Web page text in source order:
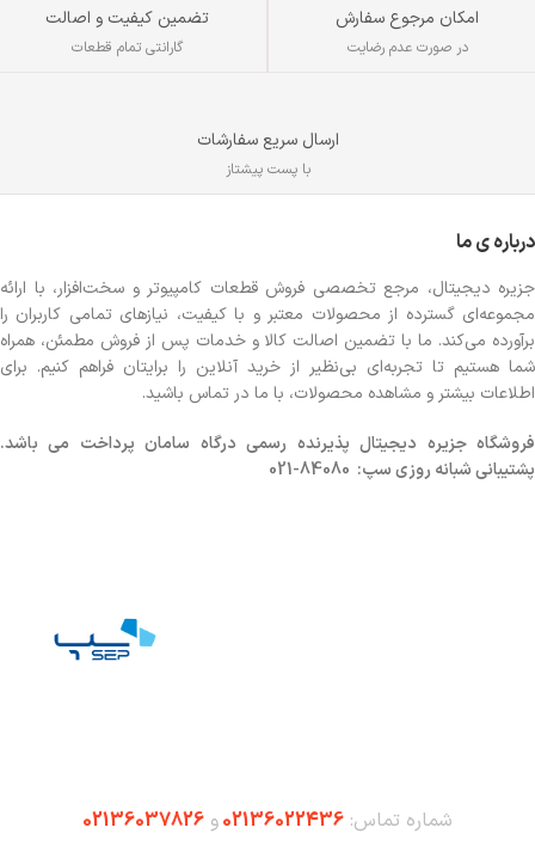
امکان مرجوع سفارش
در صورت عدم رضایت
تضمین کیفیت و اصالت
گارانتی تمام قطعات
ارسال سریع سفارشات
با پست پیشتاز
درباره ی ما
جزیره دیجیتال، مرجع تخصصی فروش قطعات کامپیوتر و سخت‌افزار، با ارائه
مجموعه‌ای گسترده از محصولات معتبر و با کیفیت، نیازهای تمامی کاربران را
برآورده می‌کند. ما با تضمین اصالت کالا و خدمات پس از فروش مطمئن، همراه
شما هستیم تا تجربه‌ای بی‌نظیر از خرید آنلاین را برایتان فراهم کنیم. برای
اطلاعات بیشتر و مشاهده محصولات، با ما در تماس باشید.
فروشگاهجزیره دیجیتال پذیرنده رسمی درگاه سامان پرداخت می باشد.
پشتیبانی شبانه روزی سپ: 84080-021
شماره تماس: 02136022436و 02136037826